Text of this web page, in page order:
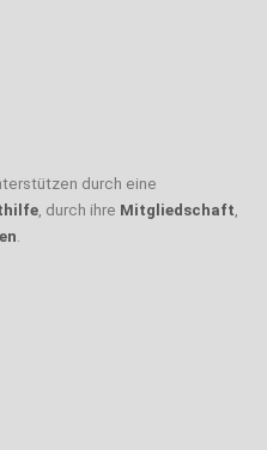
durch eine
, durch ihre Mitgliedschaft,
.